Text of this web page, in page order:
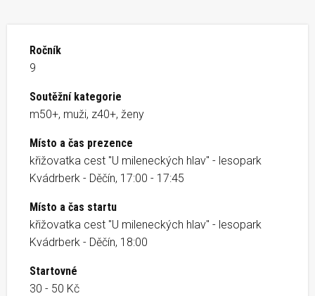
Ročník
9
Soutěžní kategorie
m50+, muži, z40+, ženy
Místo a čas prezence
křižovatka cest "U mileneckých hlav" - lesopark
Kvádrberk - Děčín, 17:00 - 17:45
Místo a čas startu
křižovatka cest "U mileneckých hlav" - lesopark
Kvádrberk - Děčín, 18:00
Startovné
30 - 50 Kč